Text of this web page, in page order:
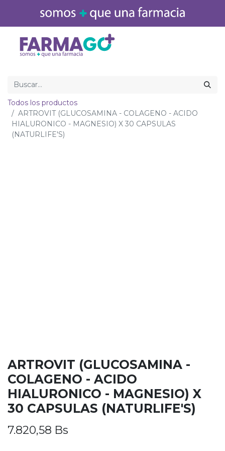
Todos los productos
ARTROVIT (GLUCOSAMINA - COLAGENO - ACIDO
HIALURONICO - MAGNESIO) X 30 CAPSULAS
(NATURLIFE'S)
ARTROVIT (GLUCOSAMINA -
COLAGENO - ACIDO
HIALURONICO - MAGNESIO) X
30 CAPSULAS (NATURLIFE'S)
7.820,58 Bs